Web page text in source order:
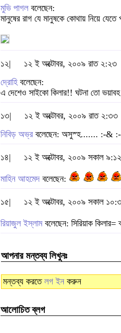
মুভি পাগল বলেছেন:
মানুষের রাগ যে মানুষকে কোথায় নিয়ে যেতে
১২|
১২ ই অক্টোবর, ২০০৯ রাত ২:২৩
দ্রোহিবলেছেন:
এ দেশেও সাইকো কিলার!! ঘটনা তো
১৩|
১২ ই অক্টোবর, ২০০৯ রাত ২:৩৩
নিবিড় অভ্র বলেছেন: অসুস্হ....... :-&
১৪| ১২ ই অক্টোবর, ২০০৯ সকাল ৯:১২
মাহিন আহমেদ বলেছেন:
১৫| ১২ ই অক্টোবর, ২০০৯ সকাল
রিয়াজুল ইস্‌লামবলেছেন: সিরিয়াক কিলার=
আপনার মন্তব্য লিখুনঃ
মন্তব্য করতে লগ ইন করুন
আলোচিত ব্লগ